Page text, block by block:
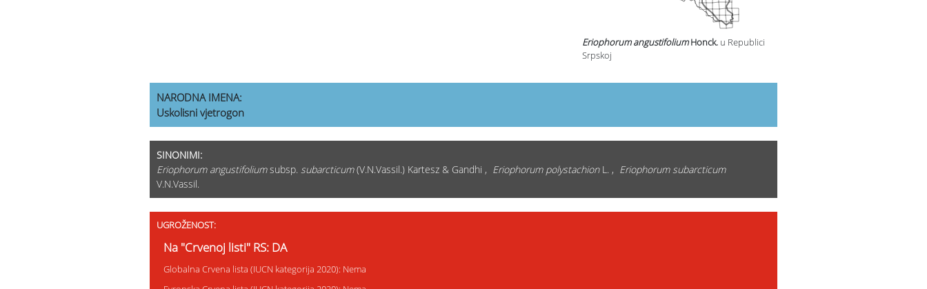
Eriophorum angustifoliumHonck. u Republici
Srpskoj
NARODNA IMENA:
Uskolisni vjetrogon
SINONIMI:
Eriophorum angustifoliumsubsp. subarcticum(V.N.Vassil.) Kartesz & Gandhi , Eriophorum polystachionL. , Eriophorum subarcticum
V.N.Vassil.
UGROŽENOST:
Na "Crvenoj listi" RS: DA
Globalna Crvena lista (IUCN kategorija 2020): Nema